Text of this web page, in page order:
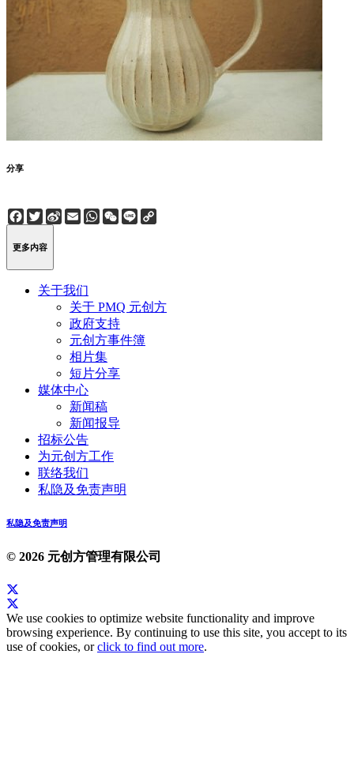
分享
Facebook
Twitter
Sina
Weibo
EmailWhatsApp
WeChat
Line
更多内容
关于我们
关于 PMQ 元创方
政府支持
元创方事件簿
相片集
短片分享
媒体中心
新闻稿
新闻报导
招标公告
为元创方工作
联络我们
私隐及免责声明
私隐及免责声明
© 2026 元创方管理有限公司
We use cookies to optimize website functionality and improve
browsing experience. By continuing to use this site, you accept to its
use of cookies, orclick to find out more.